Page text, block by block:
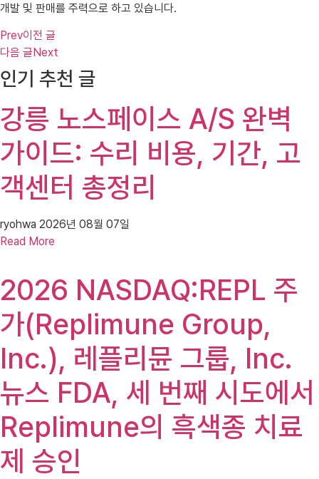
개발 및 판매를 주력으로 하고 있습니다.
Prev이전 글
다음 글Next
인기 추천 글
강릉 노스페이스 A/S 완벽
가이드: 수리 비용, 기간, 고
객센터 총정리
ryohwa 2026년 08월 07일
Read More
2026 NASDAQ:REPL 주
가(Replimune Group,
Inc.), 레플리뮨 그룹, Inc.
뉴스 FDA, 세 번째 시도에서
Replimune의 흑색종 치료
제 승인